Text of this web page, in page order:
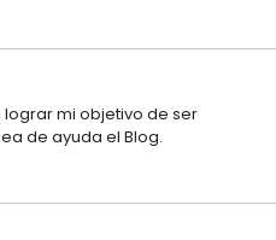
mi objetivo de ser
de ayuda el Blog.